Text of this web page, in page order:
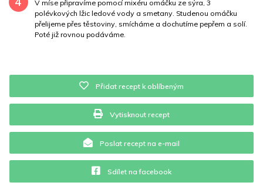
V míse připravíme pomocí mixéru omáčku ze sýra, 3
polévkových lžic ledové vody a smetany. Studenou omáčku
přelijeme přes těstoviny, smícháme a dochutíme pepřem a solí.
Poté již rovnou podáváme.
Přidat recept k oblíbeným
Vytisknout recept
Poslat recept na e-mail
Sdílet na facebook